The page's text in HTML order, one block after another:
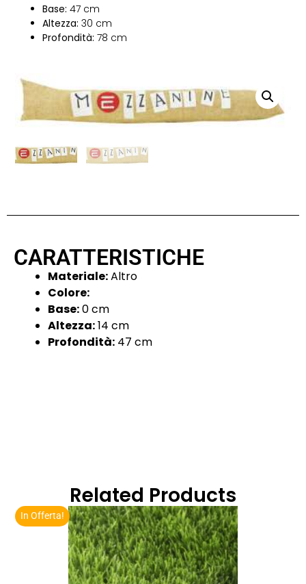
Base: 47 cm
Altezza: 30 cm
Profondità: 78 cm
CARATTERISTICHE
Materiale:Altro
Colore:
Base:0 cm
Altezza:14 cm
Profondità: 47 cm
Related Products
In Offerta!